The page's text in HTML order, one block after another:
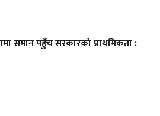
समान पहुँच सरकारको प्राथमिकता :